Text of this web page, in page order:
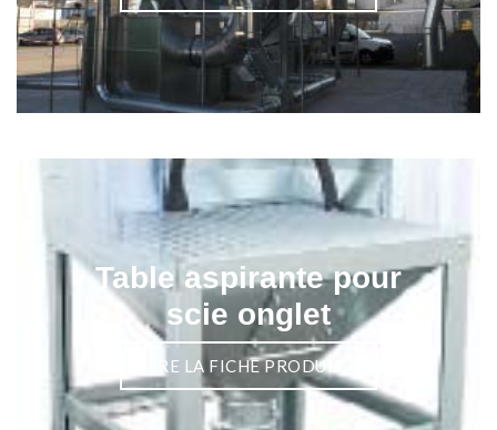
Table aspirante pour
scie onglet
LIRE LA FICHE PRODUIT